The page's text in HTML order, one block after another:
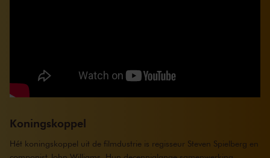
Koningskoppel
Hét koningskoppel uit de filmdustrie is regisseur Steven Spielberg en